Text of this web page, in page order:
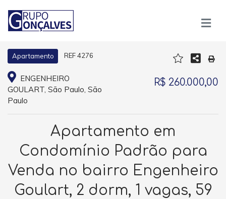
Apartamento REF 4276
ENGENHEIRO
GOULART, São Paulo, São
Paulo
R$ 260.000,00
Apartamento em
Condomínio Padrão para
Venda no bairro Engenheiro
Goulart, 2 dorm, 1 vagas, 59